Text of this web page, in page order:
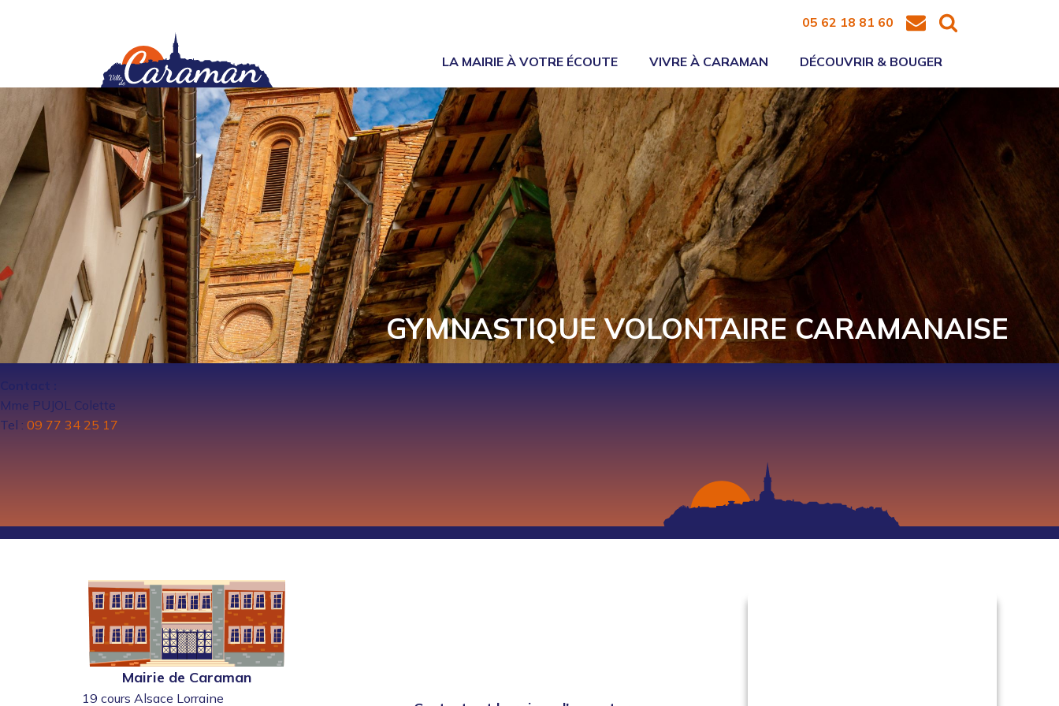
05 62 18 81 60
LA MAIRIE À VOTRE ÉCOUTE VIVRE À CARAMAN DÉCOUVRIR & BOUGER
GYMNASTIQUE VOLONTAIRE CARAMANAISE
Mme PUJOL Colette
Tel : 09 77 34 25 17
Mairie de Caraman
19 cours Alsace Lorraine